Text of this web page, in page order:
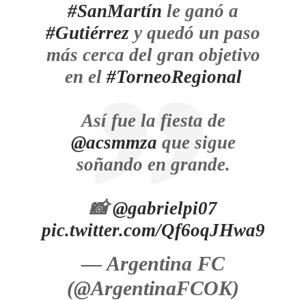
#SanMartín le ganó a
#Gutiérrez y quedó un paso
más cerca del gran objetivo
en el #TorneoRegional
Así fue la fiesta de
@acsmmza que sigue
soñando en grande.
📸@gabrielpi07
pic.twitter.com/Qf6oqJHwa9
— Argentina FC
(@ArgentinaFCOK)